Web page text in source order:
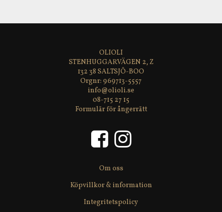
OLIOLI
STENHUGGARVÄGEN 2, Z
132 38 SALTSJÖ-BOO
info@olioli.se
08-715 27 15
Formulär för ångerrätt
969713-5557
Om oss
Köpvillkor & information
Integritetspolicy